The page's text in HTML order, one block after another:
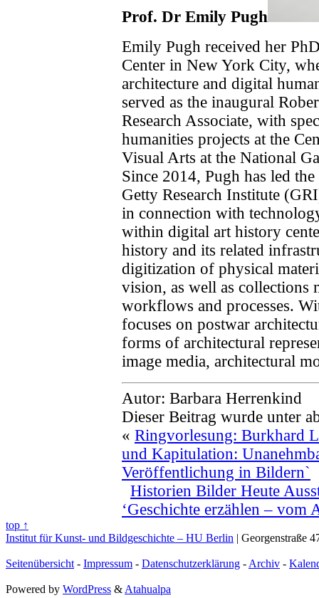
Prof. Dr Emily Pugh
Emily Pugh received her
Center in New York City,
architecture and digital
served as the inaugural
Research Associate, with
humanities projects at the
Visual Arts at the National
Since 2014, Pugh has led
Getty Research Institute
in connection with
within digital art history
history and its related
digitization of physical
vision, as well as collections
workflows and processes.
focuses on postwar
forms of architectural
image media, architectural
Autor: Barbara Herrenkind
Dieser Beitrag wurde unter
« Ringvorlesung: Burkhard
und Kapitulation:
Veröffentlichung in Bildern`
Historien Bilder Heute
‘Geschichte erzählen – vom
top ↑
Institut für Kunst- und Bildgeschichte – HU Berlin | Georgenstraße
Seitenübersicht - Impressum - Datenschutzerklärung - Archiv -
Powered by WordPress & Atahualpa